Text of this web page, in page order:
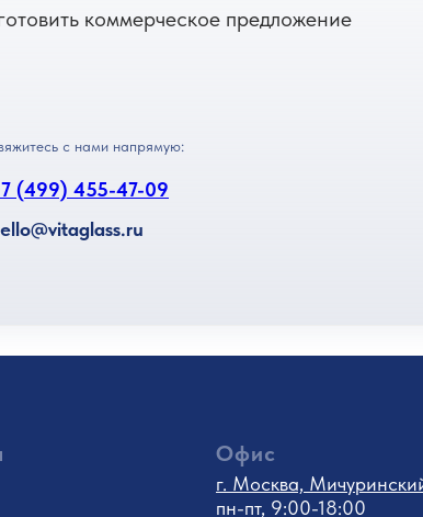
коммерческое предложение
с нами напрямую:
(499) 455-47-09
Офис
г. Москва,
пн-пт, 9:00-18:00